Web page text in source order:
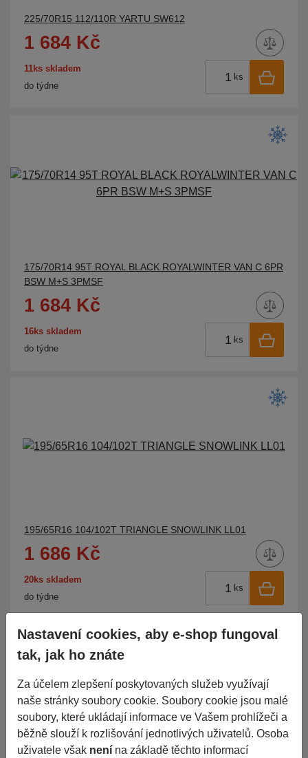
225/70R15 112/110R YARTU SW612
1 684 Kč
11ks skladem
do týdne
ks
175/70R14 95T ROYAL BLACK ROYALWINTER VAN C 6PR
BSW M+S 3PMSF
1 684 Kč
16ks skladem
do týdne
ks
195/65R16 104/102T TRIANGLE SNOWLINK LL01
1 686 Kč
20ks skladem
do týdne
ks
Nastavení cookies, aby e-shop fungoval
tak, jak ho znáte
Za účelem zlepšení poskytovaných služeb využívají
naše stránky soubory cookie. Soubory cookie jsou malé
soubory, které ukládají informace ve Vašem prohlížeči a
běžně slouží k rozlišování jednotlivých uživatelů. Osoba
uživatele však není na základě těchto informací